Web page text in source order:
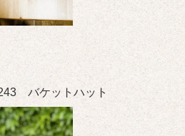
バケットハット